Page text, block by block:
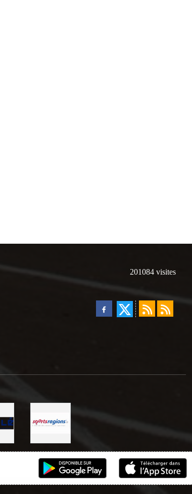
201084 visites